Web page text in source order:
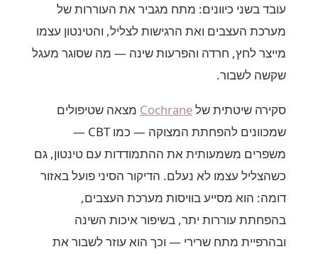
עובד בשני כיוונים: מתח מגביר את העוררות של
מערכת העצבים ואת הרגישות לצליל, והטינטון עצמו
מייצר לחץ, חרדה והפרעות שינה — מה שסוגר מעגל
שקשה לשבור.
סקירה שיטתית שלCochrane מצאה שטיפולים
שמכוונים להפחתת המצוקה — כמו CBT —
משפרים משמעותית את ההתמודדות עם טינטון, גם
כשהצליל עצמו לא נעלם. הדיקור הסיני פועל באזור
דומה: הוא מסייע בוויסות מערכת העצבים,
בהפחתת עוררות יתר, בשיפור איכות השינה
ובהרפיית מתח שרירי — וכך הוא עוזר לשבור את